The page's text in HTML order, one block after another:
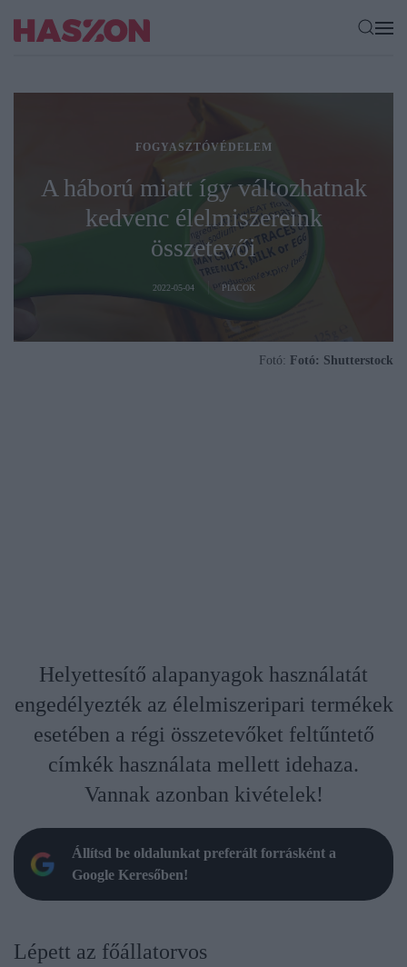
FOGYASZTÓVÉDELEM
A háború miatt így változhatnak
kedvenc élelmiszereink
összetevői
2022-05-04 PIACOK
Fotó: Fotó: Shutterstock
Helyettesítő alapanyagok használatát
engedélyezték az élelmiszeripari termékek
esetében a régi összetevőket feltűntető
címkék használata mellett idehaza.
Vannak azonban kivételek!
Állítsd be oldalunkat preferált forrásként a
Google Keresőben!
Lépett az főállatorvos